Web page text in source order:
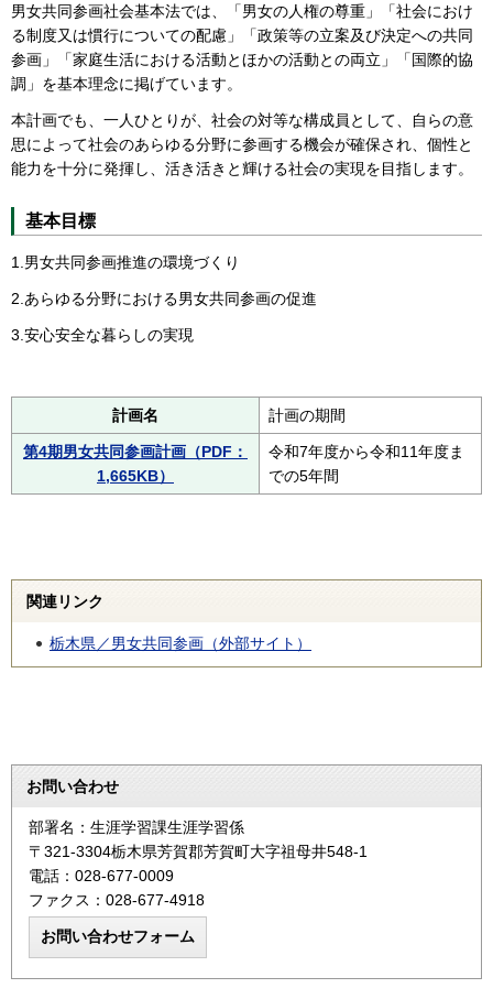
男女共同参画社会基本法では、「男女の人権の尊重」「社会におけ
る制度又は慣行についての配慮」「政策等の立案及び決定への共同
参画」「家庭生活における活動とほかの活動との両立」「国際的協
調」を基本理念に掲げています。
本計画でも、一人ひとりが、社会の対等な構成員として、自らの意
思によって社会のあらゆる分野に参画する機会が確保され、個性と
能力を十分に発揮し、活き活きと輝ける社会の実現を目指します。
基本目標
1.男女共同参画推進の環境づくり
2.あらゆる分野における男女共同参画の促進
3.安心安全な暮らしの実現
計画名 計画の期間
第4期男女共同参画計画（PDF：
1,665KB）
令和7年度から令和11年度ま
での5年間
関連リンク
栃木県／男女共同参画（外部サイト）
お問い合わせ
部署名：生涯学習課生涯学習係
〒321-3304栃木県芳賀郡芳賀町大字祖母井548-1
電話：028-677-0009
ファクス：028-677-4918